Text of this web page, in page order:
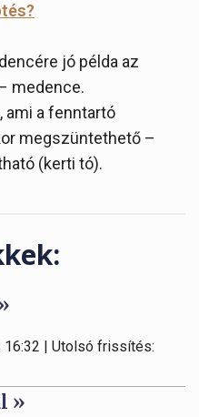
jó példa az
medence.
ami a fenntartó
megszüntethető –
(kerti tó).
16:32 | Utolsó frissítés:
»